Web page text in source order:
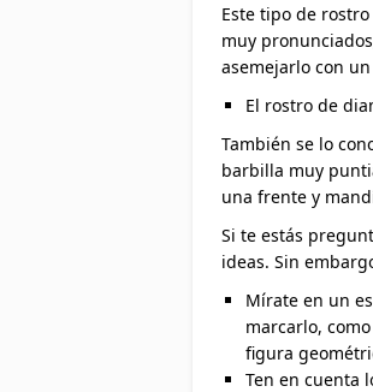
Este tipo de
muy
asemejarlo con
El rostro de
También se lo
barbilla muy
una frente y
Si te estás
ideas. Sin
Mírate en un
marcarlo,
figura
Ten en cuenta